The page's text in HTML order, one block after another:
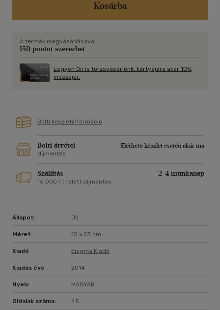
Kosárba
A termék megvásárlásával
150 pontot szerezhet
Legyen Ön is törzsvásárlónk, kártyájára akár 10%
visszajár.
Bolti készletinformáció
Bolti átvétel
Elérhető készlet esetén akár ma
díjmentes
Szállítás 2-4 munkanap
15 000 Ft felett díjmentes
Állapot: Jó
Méret: 15 x 23 cm
Kiadó Enigma Kiadó
Kiadás éve 2014
Nyelv MAGYAR
Oldalak száma: 45